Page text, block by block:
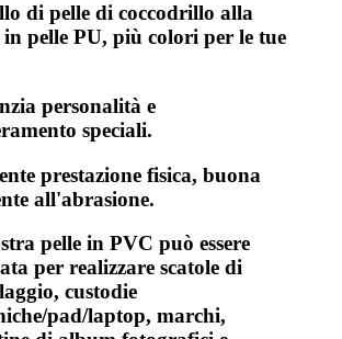
di pelle di coccodrillo alla
pelle PU, più colori per le tue
personalità e
speciali.
prestazione fisica, buona
all'abrasione.
pelle in PVC può essere
per realizzare scatole di
custodie
pad/laptop, marchi,